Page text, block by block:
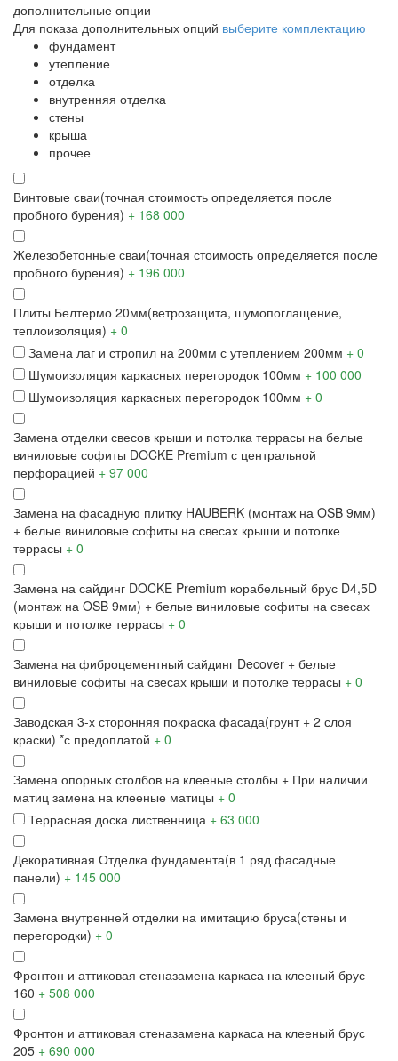
дополнительные опции
Для показа дополнительных опций выберите комплектацию
фундамент
утепление
отделка
внутренняя отделка
стены
крыша
прочее
Винтовые сваи(точная стоимость определяется после
пробного бурения) + 168 000
Железобетонные сваи(точная стоимость определяется после
пробного бурения) + 196 000
Плиты Белтермо 20мм(ветрозащита, шумопоглащение,
теплоизоляция) + 0
Замена лаг и стропил на 200мм с утеплением 200мм + 0
Шумоизоляция каркасных перегородок 100мм + 100 000
Шумоизоляция каркасных перегородок 100мм + 0
Замена отделки свесов крыши и потолка террасы на белые
виниловые софиты DOCKE Premium с центральной
перфорацией + 97 000
Замена на фасадную плитку HAUBERK (монтаж на OSB 9мм)
+ белые виниловые софиты на свесах крыши и потолке
террасы + 0
Замена на сайдинг DOCKE Premium корабельный брус D4,5D
(монтаж на OSB 9мм) + белые виниловые софиты на свесах
крыши и потолке террасы + 0
Замена на фиброцементный сайдинг Decover + белые
виниловые софиты на свесах крыши и потолке террасы + 0
Заводская 3-х сторонняя покраска фасада(грунт + 2 слоя
краски) *с предоплатой + 0
Замена опорных столбов на клееные столбы + При наличии
матиц замена на клееные матицы + 0
Террасная доска лиственница + 63 000
Декоративная Отделка фундамента(в 1 ряд фасадные
панели) + 145 000
Замена внутренней отделки на имитацию бруса(стены и
перегородки) + 0
Фронтон и аттиковая стеназамена каркаса на клееный брус
160 + 508 000
Фронтон и аттиковая стеназамена каркаса на клееный брус
205 + 690 000